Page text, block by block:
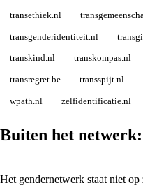
transethiek.nl
transgenderidentiteit.nl
transkind.nl transkompas.nl
transregret.be transspijt.nl
wpath.nl zelfidentificatie.nl
Buiten het
Het gendernetwerk staat niet